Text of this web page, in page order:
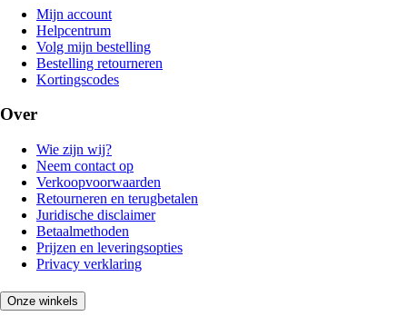
Mijn account
Helpcentrum
Volg mijn bestelling
Bestelling retourneren
Kortingscodes
Over
Wie zijn wij?
Neem contact op
Verkoopvoorwaarden
Retourneren en terugbetalen
Juridische disclaimer
Betaalmethoden
Prijzen en leveringsopties
Privacy verklaring
Onze winkels